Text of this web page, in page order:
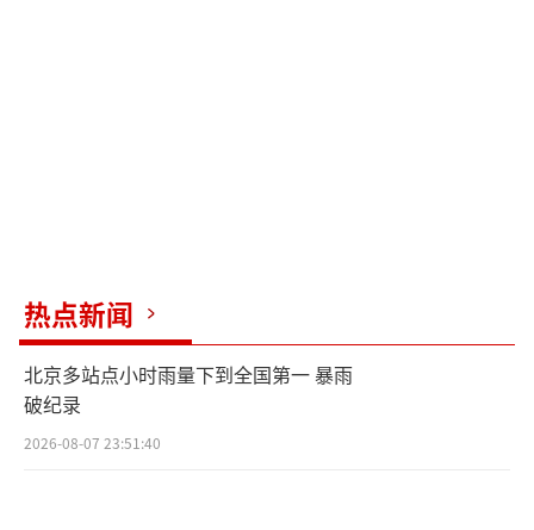
热点新闻
北京多站点小时雨量下到全国第一 暴雨
破纪录
2026-08-07 23:51:40